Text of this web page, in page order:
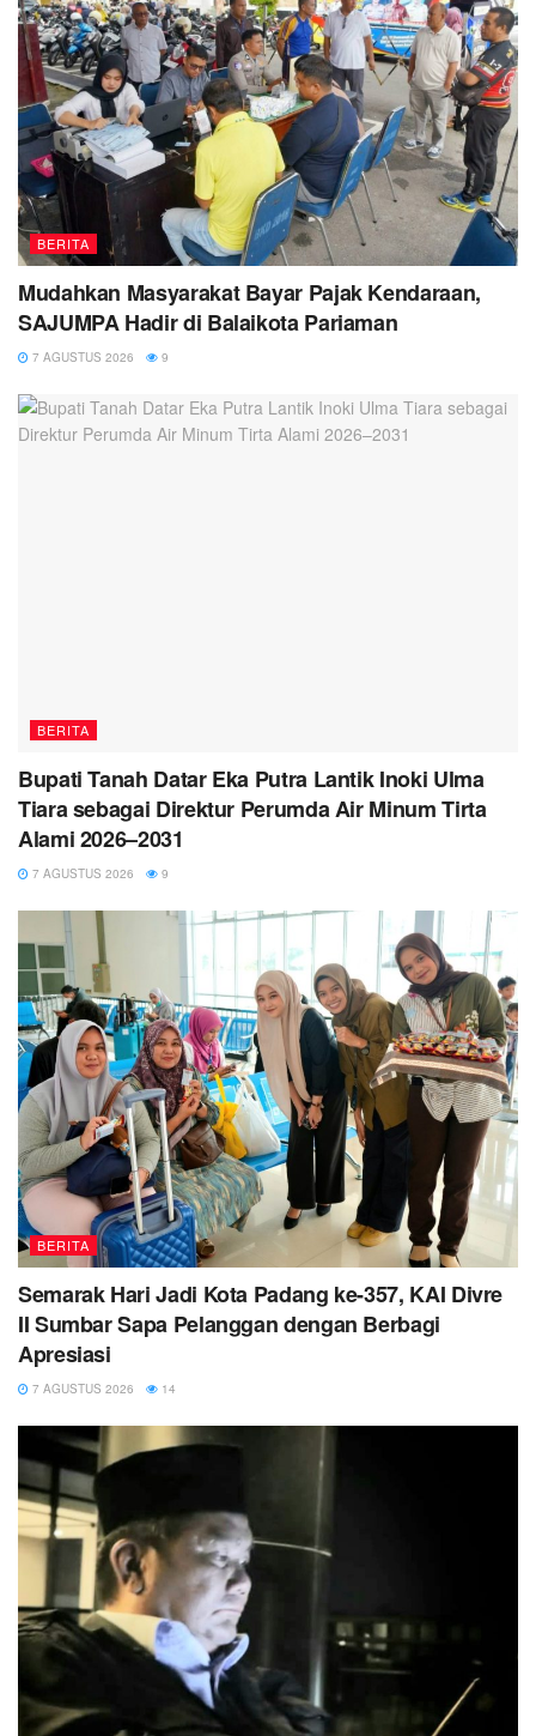
BERITA
Mudahkan Masyarakat Bayar Pajak Kendaraan,
SAJUMPA Hadir di Balaikota Pariaman
7 AGUSTUS 2026 9
BERITA
Bupati Tanah Datar Eka Putra Lantik Inoki Ulma
Tiara sebagai Direktur Perumda Air Minum Tirta
Alami 2026–2031
7 AGUSTUS 2026 9
BERITA
Semarak Hari Jadi Kota Padang ke-357, KAI Divre
II Sumbar Sapa Pelanggan dengan Berbagi
Apresiasi
7 AGUSTUS 2026 14